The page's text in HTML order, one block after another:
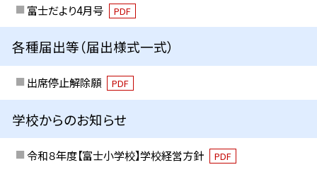
富士だより4月号 PDF
各種届出等（届出様式一式）
出席停止解除願 PDF
学校からのお知らせ
令和８年度【富士小学校】学校経営方針 PDF